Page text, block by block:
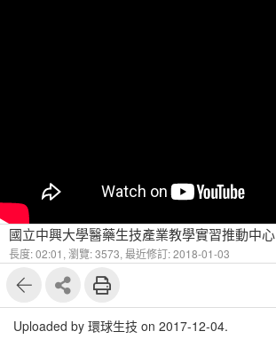
國立中興大學醫藥生技產業教學實習推動中心
長度: 02:01, 瀏覽: 3573, 最近修訂: 2018-01-03
Uploaded by 環球生技 on 2017-12-04.